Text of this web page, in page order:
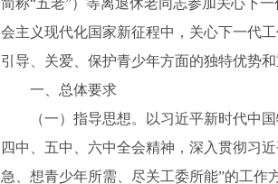
简称“五老”）等离退休老同志参加关心下
会主义现代化国家新征程中，关心下一代
引导、关爱、保护青少年方面的独特优势
一、总体要求
（一）指导思想。以习近平新时代中国
四中、五中、六中全会精神，深入贯彻习
急、想青少年所需、尽关工委所能”的工